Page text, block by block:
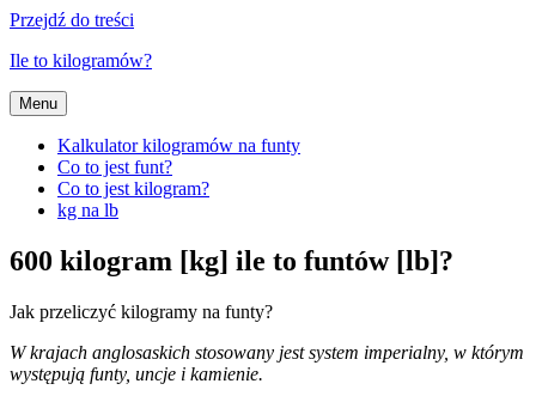
Przejdź do treści
Ile to kilogramów?
Menu
Kalkulator kilogramów na funty
Co to jest funt?
Co to jest kilogram?
kg na lb
600 kilogram [kg] ile to funtów [lb]?
Jak przeliczyć kilogramy na funty?
W krajach anglosaskich stosowany jest system imperialny, w którym
występują funty, uncje i kamienie.